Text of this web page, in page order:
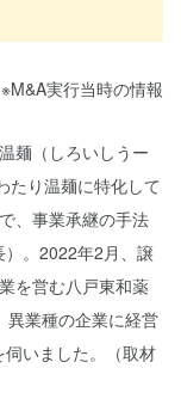
※M&A実行当時の情報
麺（しろいしうー
たり温麺に特化して
、事業承継の手法
）。2022年2月、譲
を営む八戸東和薬
異業種の企業に経営
いました。（取材